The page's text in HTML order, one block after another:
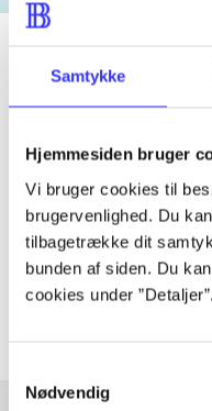
Samtykke
Hjemmesiden bruger
Vi bruger cookies til
brugervenlighed. Du
tilbagetrække dit
bunden af siden. Du
cookies under ”Detaljer”.
Nødvendig
Artiklen er en del af
lorem ipsum
Tidsskrift
Artiklerne i handler